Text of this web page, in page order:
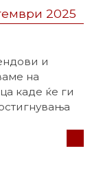
2025
и
на
каде ќе ги